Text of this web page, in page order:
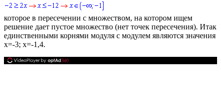
которое в пересечении с множеством, на котором ищем
решение дает пустое множество (нет точек пересечения). Итак
единственными корнями модуля с модулем являются значения
x=-3; x=-1,4.